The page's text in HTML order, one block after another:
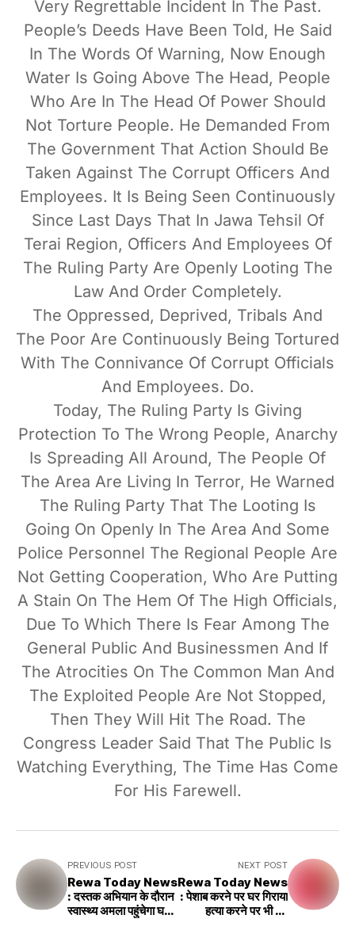
Very Regrettable Incident In The Past.
People’s Deeds Have Been Told, He Said
In The Words Of Warning, Now Enough
Water Is Going Above The Head, People
Who Are In The Head Of Power Should
Not Torture People. He Demanded From
The Government That Action Should Be
Taken Against The Corrupt Officers And
Employees. It Is Being Seen Continuously
Since Last Days That In Jawa Tehsil Of
Terai Region, Officers And Employees Of
The Ruling Party Are Openly Looting The
Law And Order Completely.
The Oppressed, Deprived, Tribals And
The Poor Are Continuously Being Tortured
With The Connivance Of Corrupt Officials
And Employees. Do.
Today, The Ruling Party Is Giving
Protection To The Wrong People, Anarchy
Is Spreading All Around, The People Of
The Area Are Living In Terror, He Warned
The Ruling Party That The Looting Is
Going On Openly In The Area And Some
Police Personnel The Regional People Are
Not Getting Cooperation, Who Are Putting
A Stain On The Hem Of The High Officials,
Due To Which There Is Fear Among The
General Public And Businessmen And If
The Atrocities On The Common Man And
The Exploited People Are Not Stopped,
Then They Will Hit The Road. The
Congress Leader Said That The Public Is
Watching Everything, The Time Has Come
For His Farewell.
PREVIOUS POST
Rewa Today News
: दस्तक अभियान के दौरान
स्वास्थ्य अमला पहुंचेगा घर
NEXT POST
Rewa Today News
: पेशाब करने पर घर गिराया
हत्या करने पर भी घर